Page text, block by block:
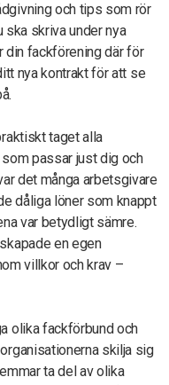
och tips som rör
ska skriva under nya
din fackförening där för
nya kontrakt för att se
taget alla
som passar just dig och
det många arbetsgivare
dåliga löner som knappt
var betydligt sämre.
en egen
villkor och krav –
olika fackförbund och
skilja sig
ta del av olika